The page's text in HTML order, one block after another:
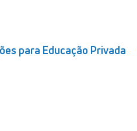
para Educação Privada